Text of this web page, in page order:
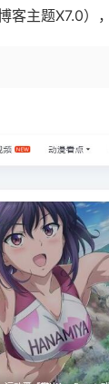
客主题X7.0）